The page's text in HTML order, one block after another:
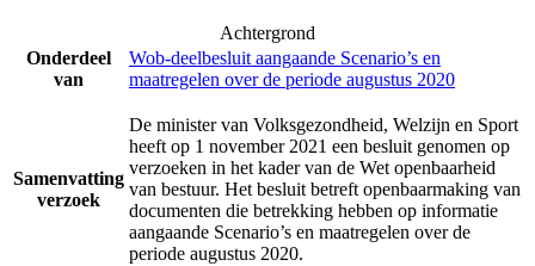
Achtergrond
Onderdeel
van
Wob-deelbesluit aangaande Scenario’s en
maatregelen over de periode augustus 2020
Samenvatting
verzoek
De minister van Volksgezondheid, Welzijn en Sport
heeft op 1 november 2021 een besluit genomen op
verzoeken in het kader van de Wet openbaarheid
van bestuur. Het besluit betreft openbaarmaking van
documenten die betrekking hebben op informatie
aangaande Scenario’s en maatregelen over de
periode augustus 2020.